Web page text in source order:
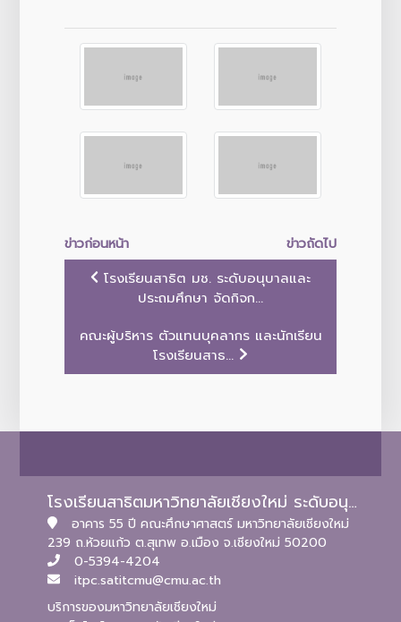
ข่าวก่อนหน้า
ข่าวถัดไป
โรงเรียนสาธิต มช. ระดับอนุบาลและ
ประถมศึกษา จัดกิจก...
คณะผู้บริหาร ตัวแทนบุคลากร และนักเรียน
โรงเรียนสาธ...
โรงเรียนสาธิตมหาวิทยาลัยเชียงใหม่ ระดับอนุบาลและประถมศึกษา
อาคาร 55 ปี คณะศึกษาศาสตร์ มหาวิทยาลัยเชียงใหม่
239 ถ.ห้วยแก้ว ต.สุเทพ อ.เมือง จ.เชียงใหม่ 50200
0-5394-4204
itpc.satitcmu@cmu.ac.th
บริการของมหาวิทยาลัยเชียงใหม่